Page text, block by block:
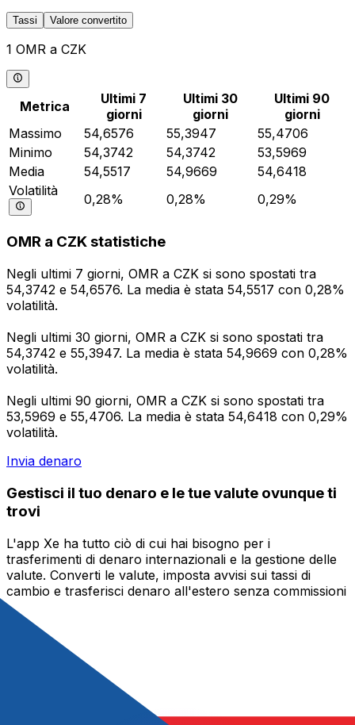
Tassi Valore convertito
1 OMR a CZK
Metrica
Ultimi 7
giorni
Ultimi 30
giorni
Ultimi 90
giorni
Massimo
54,6576 55,3947
55,4706
Minimo
54,3742 54,3742
53,5969
Media
54,5517 54,9669
54,6418
Volatilità
0,28% 0,28% 0,29%
OMR a CZK statistiche
Negli ultimi 7 giorni, OMR a CZK si sono spostati tra
54,3742 e 54,6576. La media è stata 54,5517 con 0,28%
volatilità.
Negli ultimi 30 giorni, OMR a CZK si sono spostati tra
54,3742 e 55,3947. La media è stata 54,9669 con 0,28%
volatilità.
Negli ultimi 90 giorni, OMR a CZK si sono spostati tra
53,5969 e 55,4706. La media è stata 54,6418 con 0,29%
volatilità.
Invia denaro
Gestisci il tuo denaro e le tue valute ovunque ti
trovi
L'app Xe ha tutto ciò di cui hai bisogno per i
trasferimenti di denaro internazionali e la gestione delle
valute. Converti le valute, imposta avvisi sui tassi di
cambio e trasferisci denaro all'estero senza commissioni
nascoste. Scaricala oggi stesso!